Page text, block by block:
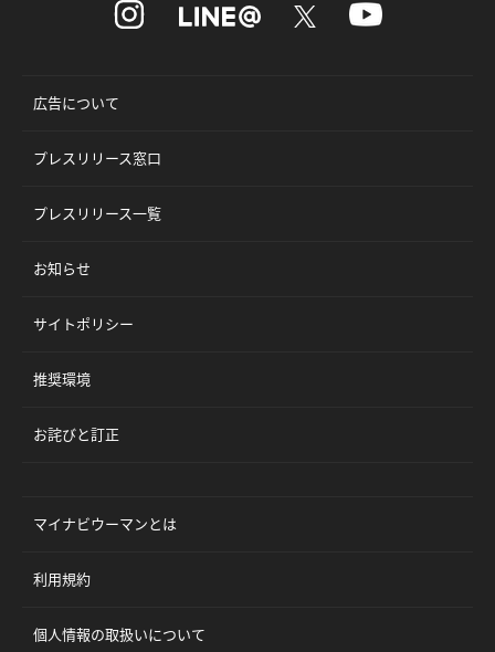
広告について
プレスリリース窓口
プレスリリース一覧
お知らせ
サイトポリシー
推奨環境
お詫びと訂正
マイナビウーマンとは
利用規約
個人情報の取扱いについて